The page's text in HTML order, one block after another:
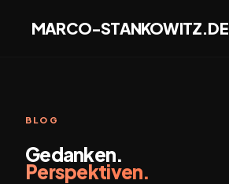
MARCO-STANKOWITZ.DE
BLOG
Gedanken.
Perspektiven.